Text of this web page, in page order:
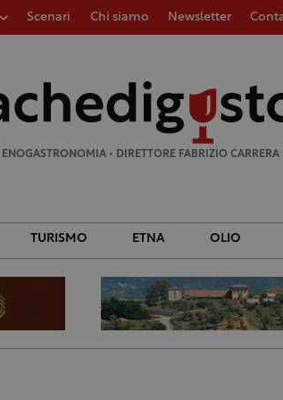
Scenari Chi siamo Newsletter
• DIRETTORE FABRIZIO CARRERA
TURISMO ETNA OLIO